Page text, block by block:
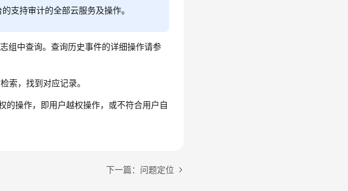
支持审计的全部云服务及操作。
组中查询。查询历史事件的详细操作请参
索，找到对应记录。
的操作，即用户越权操作，或不符合用户自
下一篇：问题定位